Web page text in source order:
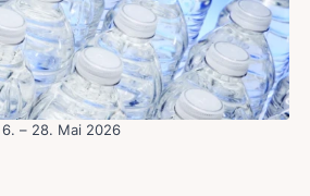
– 28. Mai 2026